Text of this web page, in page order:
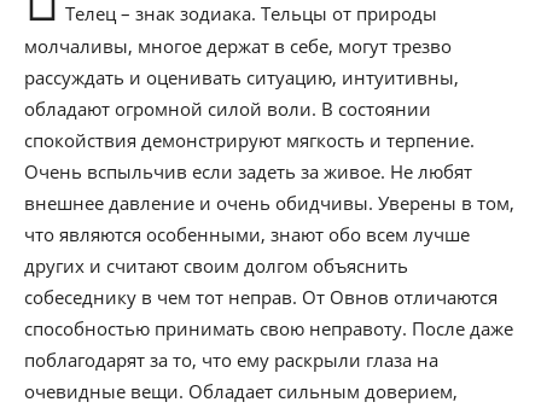
Телец – знак зодиака. Тельцы от природы
молчаливы, многое держат в себе, могут трезво
рассуждать и оценивать ситуацию, интуитивны,
обладают огромной силой воли. В состоянии
спокойствия демонстрируют мягкость и терпение.
Очень вспыльчив если задеть за живое. Не любят
внешнее давление и очень обидчивы. Уверены в том,
что являются особенными, знают обо всем лучше
других и считают своим долгом объяснить
собеседнику в чем тот неправ. От Овнов отличаются
способностью принимать свою неправоту. После даже
поблагодарят за то, что ему раскрыли глаза на
очевидные вещи. Обладает сильным доверием,